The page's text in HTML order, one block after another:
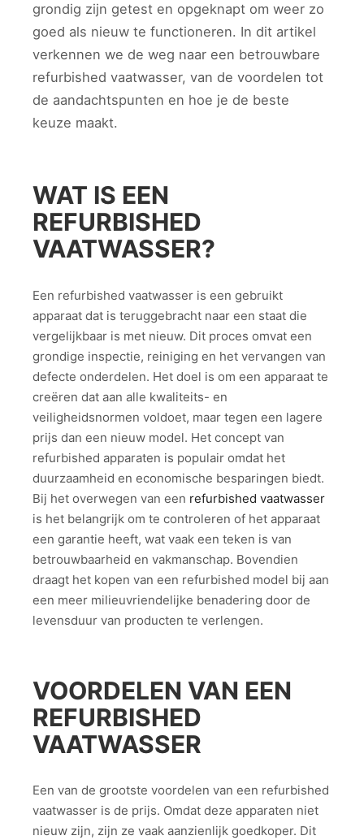
grondig zijn getest en opgeknapt om weer zo
goed als nieuw te functioneren. In dit artikel
verkennen we de weg naar een betrouwbare
refurbished vaatwasser, van de voordelen tot
de aandachtspunten en hoe je de beste
keuze maakt.
WAT IS EEN
REFURBISHED
VAATWASSER?
Een refurbished vaatwasser is een gebruikt
apparaat dat is teruggebracht naar een staat die
vergelijkbaar is met nieuw. Dit proces omvat een
grondige inspectie, reiniging en het vervangen van
defecte onderdelen. Het doel is om een apparaat te
creëren dat aan alle kwaliteits- en
veiligheidsnormen voldoet, maar tegen een lagere
prijs dan een nieuw model. Het concept van
refurbished apparaten is populair omdat het
duurzaamheid en economische besparingen biedt.
Bij het overwegen van een refurbished vaatwasser
is het belangrijk om te controleren of het apparaat
een garantie heeft, wat vaak een teken is van
betrouwbaarheid en vakmanschap. Bovendien
draagt het kopen van een refurbished model bij aan
een meer milieuvriendelijke benadering door de
levensduur van producten te verlengen.
VOORDELEN VAN EEN
REFURBISHED
VAATWASSER
Een van de grootste voordelen van een refurbished
vaatwasser is de prijs. Omdat deze apparaten niet
nieuw zijn, zijn ze vaak aanzienlijk goedkoper. Dit